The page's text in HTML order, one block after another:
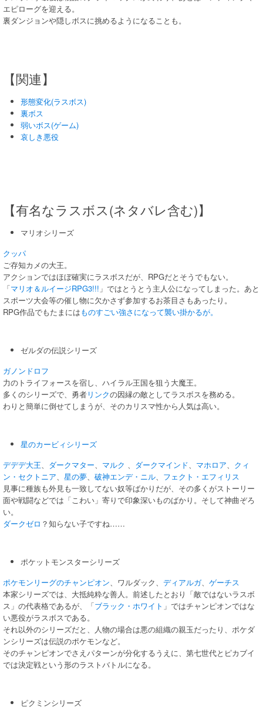
エピローグを迎える。
裏ダンジョンや隠しボスに挑めるようになることも。
【関連】
形態変化(ラスボス)
裏ボス
弱いボス(ゲーム)
哀しき悪役
【有名なラスボス(ネタバレ含む)】
マリオシリーズ
クッパ
ご存知カメの大王。
アクションではほぼ確実にラスボスだが、RPGだとそうでもない。
「マリオ＆ルイージRPG3!!! 」ではとうとう主人公になってしまった。あと
スポーツ大会等の催し物に欠かさず参加するお茶目さもあったり。
RPG作品でもたまにはものすごい強さになって襲い掛かるが。
ゼルダの伝説シリーズ
ガノンドロフ
力のトライフォースを宿し、ハイラル王国を狙う大魔王。
多くのシリーズで、勇者リンクの因縁の敵としてラスボスを務める。
わりと簡単に倒せてしまうが、そのカリスマ性から人気は高い。
星のカービィシリーズ
デデデ大王、 ダークマター、 マルク 、 ダークマインド、 マホロア、 クィ
ン・セクトニア、 星の夢、 破神エンデ・ニル、 フェクト・エフィリス
見事に種族も外見も一致してない奴等ばかりだが、その多くがストーリー
面や戦闘などでは「こわい」寄りで印象深いものばかり。そして神曲ぞろ
い。
ダークゼロ ？知らない子ですね……
ポケットモンスターシリーズ
ポケモンリーグのチャンピオン、ワルダック、 ディアルガ、 ゲーチス
本家シリーズでは、大抵純粋な善人。前述したとおり「敵ではないラスボ
ス」の代表格であるが、「ブラック・ホワイト 」ではチャンピオンではな
い悪役がラスボスである。
それ以外のシリーズだと、人物の場合は悪の組織の親玉だったり、ポケダ
ンシリーズは伝説のポケモンなど。
そのチャンピオンでさえパターンが分化するうえに、第七世代とピカブイ
では決定戦という形のラストバトルになる。
ピクミンシリーズ